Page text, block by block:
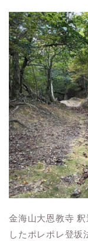
金海山大恩教寺
したポレポレ登坂